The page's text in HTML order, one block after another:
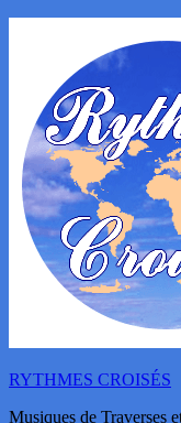
RYTHMES CROISÉS
Musiques de Traverses